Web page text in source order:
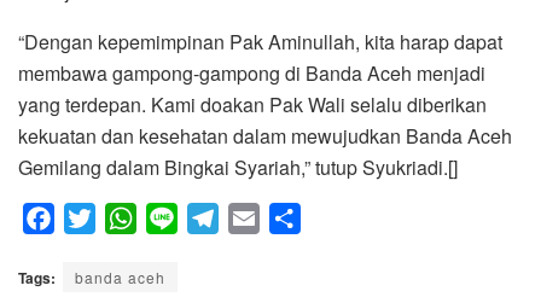
“Dengan kepemimpinan Pak Aminullah, kita harap dapat
membawa gampong-gampong di Banda Aceh menjadi
yang terdepan. Kami doakan Pak Wali selalu diberikan
kekuatan dan kesehatan dalam mewujudkan Banda Aceh
Gemilang dalam Bingkai Syariah,” tutup Syukriadi.[]
i
W
a
Tags: banda aceh